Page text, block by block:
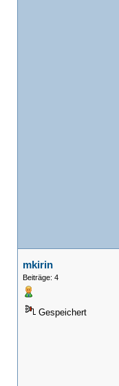
mkirin
Beiträge: 4
Gespeichert